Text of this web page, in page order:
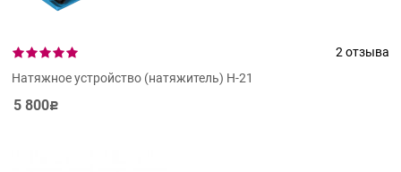
2 отзыва
Натяжное устройство (натяжитель) Н-21
5 800Р